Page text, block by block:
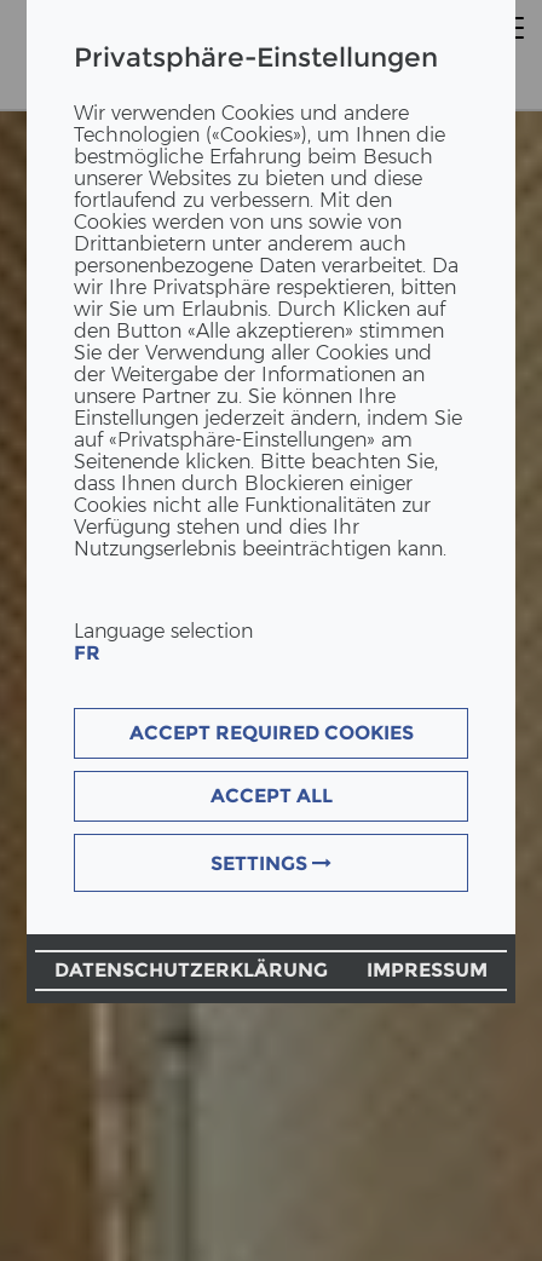
Privatsphäre-Einstellungen
Wir verwenden Cookies und andere
Technologien («Cookies»), um Ihnen die
bestmögliche Erfahrung beim Besuch
unserer Websites zu bieten und diese
fortlaufend zu verbessern. Mit den
Cookies werden von uns sowie von
Drittanbietern unter anderem auch
personenbezogene Daten verarbeitet. Da
wir Ihre Privatsphäre respektieren, bitten
wir Sie um Erlaubnis. Durch Klicken auf
den Button «Alle akzeptieren» stimmen
Sie der Verwendung aller Cookies und
der Weitergabe der Informationen an
unsere Partner zu. Sie können Ihre
Einstellungen jederzeit ändern, indem Sie
auf «Privatsphäre-Einstellungen» am
Seitenende klicken. Bitte beachten Sie,
dass Ihnen durch Blockieren einiger
Cookies nicht alle Funktionalitäten zur
Verfügung stehen und dies Ihr
Nutzungserlebnis beeinträchtigen kann.
Language selection
FR
ACCEPT REQUIRED COOKIES
ACCEPT ALL
SETTINGS
DATENSCHUTZERKLÄRUNG IMPRESSUM